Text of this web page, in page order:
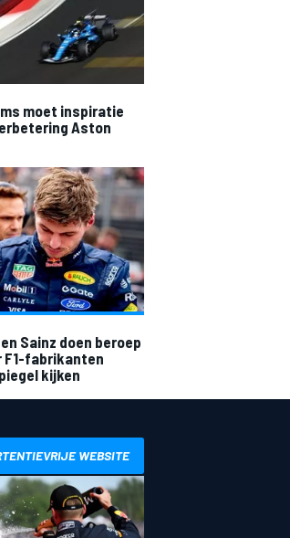
moet inspiratie
Aston
Sainz doen beroep
F1-fabrikanten
kijken
WEBSITE